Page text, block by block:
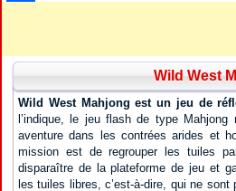
Wild West
Wild West Mahjong est un jeu de
l’indique, le jeu flash de type
aventure dans les contrées arides et
mission est de regrouper les tuiles
disparaître de la plateforme de jeu et
les tuiles libres, c’est-à-dire, qui ne